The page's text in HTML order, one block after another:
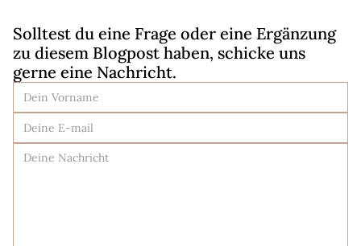
Solltest du eine Frage oder eine Ergänzung
zu diesem Blogpost haben, schicke uns
gerne eine Nachricht.